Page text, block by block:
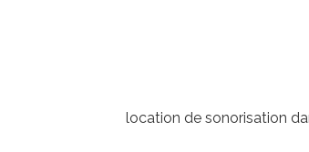
location de sonorisation